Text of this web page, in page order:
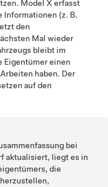
Model X erfasst
(z. B.
den
Mal wieder
bleibt im
Eigentümer einen
haben. Der
auf den
bei
aktualisiert, liegt es in
die